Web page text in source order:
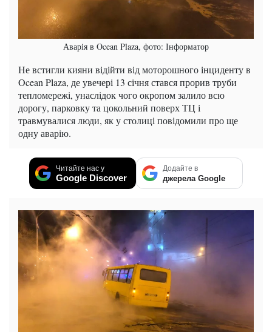
Аварія в Ocean Plaza, фото: Інформатор
Не встигли кияни відійти від моторошного інциденту в
Ocean Plaza, де увечері 13 січня стався прорив труби
тепломережі, унаслідок чого окропом залило всю
дорогу, парковку та цокольний поверх ТЦ і
травмувалися люди, як у столиці повідомили про ще
одну аварію.
Читайте нас у
Google Discover
Додайте в
джерела Google